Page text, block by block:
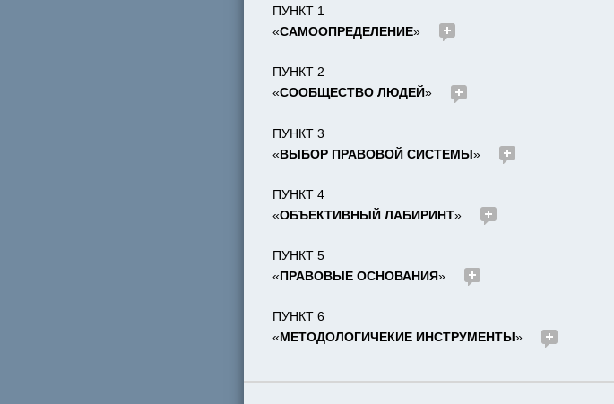
ПУНКТ 1
«САМООПРЕДЕЛЕНИЕ»
ПУНКТ 2
«СООБЩЕСТВО ЛЮДЕЙ»
ПУНКТ 3
«ВЫБОР ПРАВОВОЙ СИСТЕМЫ»
ПУНКТ 4
«ОБЪЕКТИВНЫЙ ЛАБИРИНТ»
ПУНКТ 5
«ПРАВОВЫЕ ОСНОВАНИЯ»
ПУНКТ 6
«МЕТОДОЛОГИЧЕКИЕ ИНСТРУМЕНТЫ»